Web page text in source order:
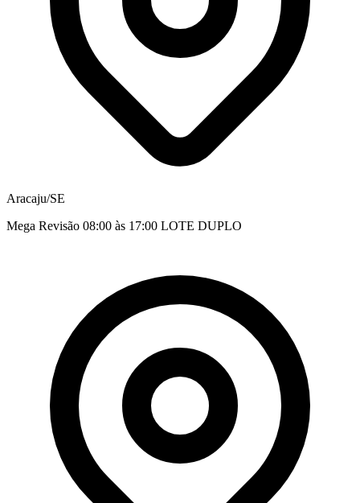
Aracaju/SE
Mega Revisão 08:00 às 17:00 LOTE DUPLO